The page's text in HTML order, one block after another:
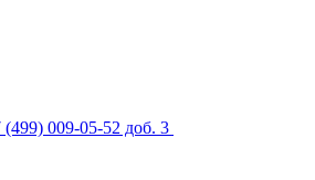
(499) 009-05-52 доб. 3